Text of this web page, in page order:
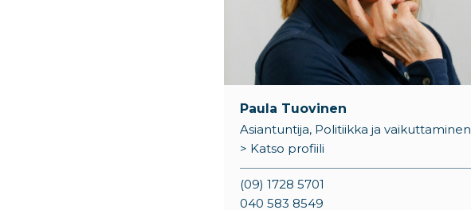
Paula Tuovinen
Asiantuntija, Politiikka ja vaikuttaminen
> Katso profiili
(09) 1728 5701
040 583 8549